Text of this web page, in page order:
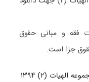
فقه و مبانی حقوق
جزا است.
الهیات (۲) ۱۳۹۴